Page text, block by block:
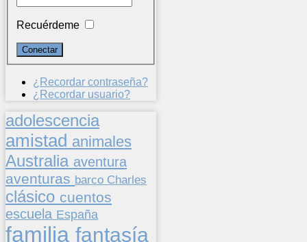
Recuérdeme
¿Recordar contraseña?
¿Recordar usuario?
adolescencia
amistad animales
Australia aventura
aventuras barco Charles
clásico cuentos
escuela España
familia fantasía